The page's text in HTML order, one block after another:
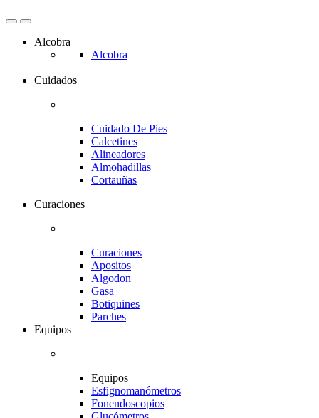
Alcobra
Alcobra
Cuidados
Cuidado De Pies
Calcetines
Alineadores
Almohadillas
Cortauñas
Curaciones
Curaciones
Apositos
Algodon
Gasa
Botiquines
Parches
Equipos
Equipos
Esfignomanómetros
Fonendoscopios